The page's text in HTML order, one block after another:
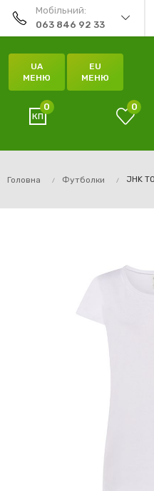
Мобільний:
063 846 92 33
UA
МЕНЮ
EU
МЕНЮ
0 0
Головна Футболки JHK